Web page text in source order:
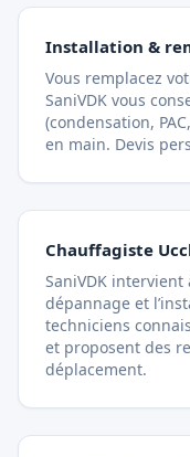
Installation &
Vous remplacez
SaniVDK vous
(condensation,
en main. Devis
Chauffagiste
SaniVDK intervient
dépannage et
techniciens
et proposent des
déplacement.